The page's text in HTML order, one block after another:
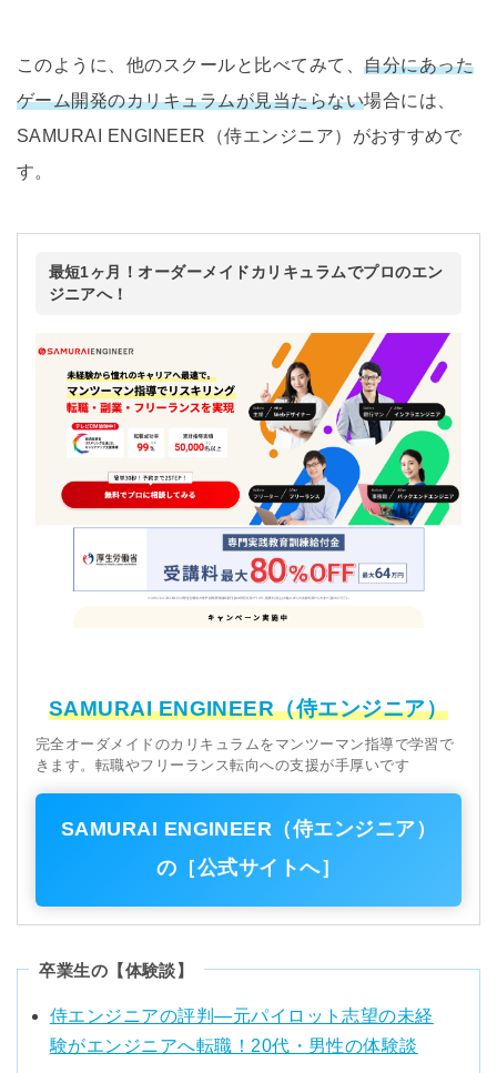
このように、他のスクールと比べてみて、自分にあった
ゲーム開発のカリキュラムが見当たらない場合には、
SAMURAI ENGINEER（侍エンジニア）がおすすめで
す。
最短1ヶ月！オーダーメイドカリキュラムでプロのエン
ジニアへ！
SAMURAI ENGINEER（侍エンジニア）
完全オーダメイドのカリキュラムをマンツーマン指導で学習で
きます。転職やフリーランス転向への支援が手厚いです
SAMURAI ENGINEER（侍エンジニア）
の［公式サイトへ］
卒業生の【体験談】
侍エンジニアの評判―元パイロット志望の未経
験がエンジニアへ転職！20代・男性の体験談